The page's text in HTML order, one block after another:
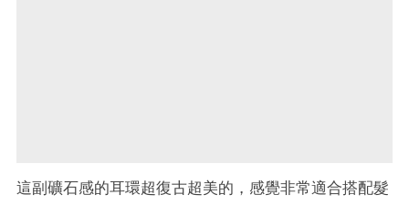
這副礦石感的耳環超復古超美的，感覺非常適合搭配髮